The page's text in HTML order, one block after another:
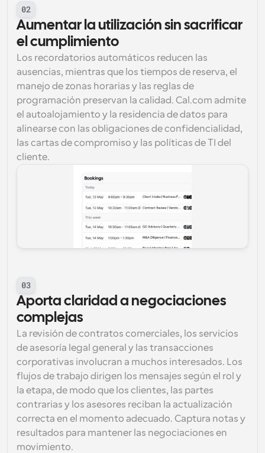
02
Aumentar la utilización sin sacrificar
el cumplimiento
Los recordatorios automáticos reducen las
ausencias, mientras que los tiempos de reserva, el
manejo de zonas horarias y las reglas de
programación preservan la calidad. Cal.com admite
el autoalojamiento y la residencia de datos para
alinearse con las obligaciones de confidencialidad,
las cartas de compromiso y las políticas de TI del
cliente.
03
Aporta claridad a negociaciones
complejas
La revisión de contratos comerciales, los servicios
de asesoría legal general y las transacciones
corporativas involucran a muchos interesados. Los
flujos de trabajo dirigen los mensajes según el rol y
la etapa, de modo que los clientes, las partes
contrarias y los asesores reciban la actualización
correcta en el momento adecuado. Captura notas y
resultados para mantener las negociaciones en
movimiento.